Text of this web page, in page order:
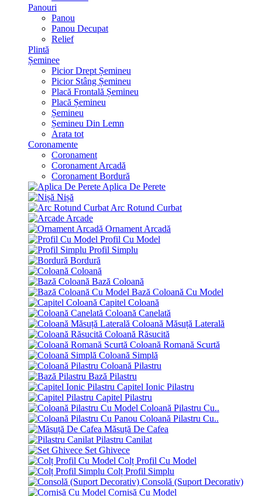
Panouri
Panou
Panou Decupat
Relief
Plintă
Șeminee
Picior Drept Șemineu
Picior Stâng Șemineu
Placă Frontală Șemineu
Placă Șemineu
Șemineu
Șemineu Din Lemn
Arata tot
Coronamente
Coronament
Coronament Arcadă
Coronament Bordură
Aplica De Perete
Nișă
Arc Rotund Curbat
Arcade
Ornament Arcadă
Profil Cu Model
Profil Simplu
Bordură
Coloană
Bază Coloană
Bază Coloană Cu Model
Capitel Coloană
Coloană Canelată
Coloană Măsuță Laterală
Coloană Răsucită
Coloană Romană Scurtă
Coloană Simplă
Coloană Pilastru
Bază Pilastru
Capitel Ionic Pilastru
Capitel Pilastru
Coloană Pilastru Cu..
Coloană Pilastru Cu..
Măsuță De Cafea
Pilastru Canilat
Set Ghivece
Colț Profil Cu Model
Colț Profil Simplu
Consolă (Suport Decorativ)
Cornișă Cu Model